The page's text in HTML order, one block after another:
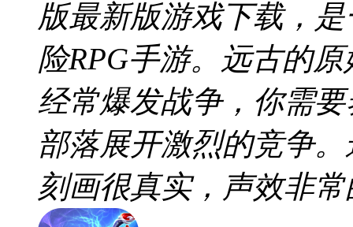
版最新版游戏下载，
险RPG手游。远古的
经常爆发战争，你需
部落展开激烈的竞争
刻画很真实，声效非